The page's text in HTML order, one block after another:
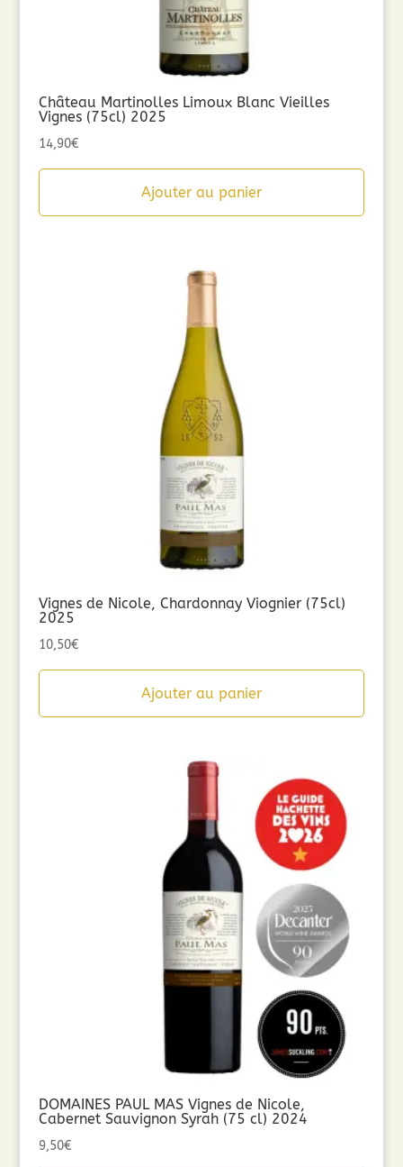
Château Martinolles Limoux Blanc Vieilles
Vignes (75cl) 2025
14,90€
Ajouter au panier
Vignes de Nicole, Chardonnay Viognier (75cl)
2025
10,50€
Ajouter au panier
DOMAINES PAUL MAS Vignes de Nicole,
Cabernet Sauvignon Syrah (75 cl) 2024
9,50€